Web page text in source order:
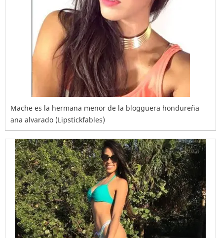
Mache es la hermana menor de la blogguera hondureña
ana alvarado (Lipstickfables)